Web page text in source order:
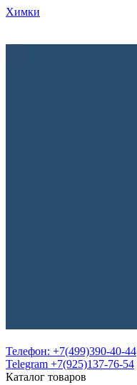
Химки
Телефон: +7(499)390-40-44
Telegram +7(925)137-76-54
Каталог товаров